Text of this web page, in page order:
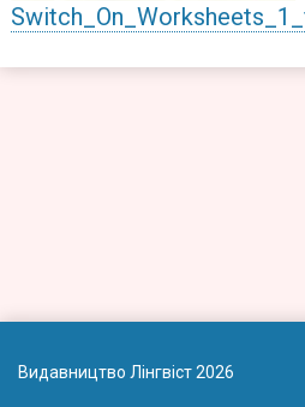
Видавництво Лінгвіст 2026